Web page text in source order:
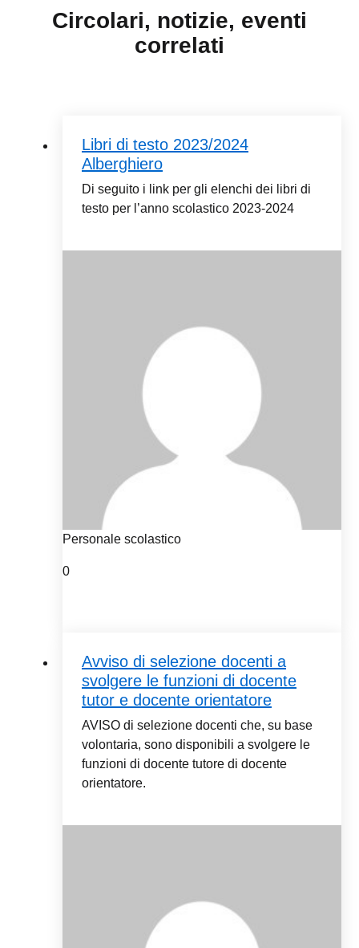
Circolari, notizie, eventi
correlati
Libri di testo 2023/2024
Alberghiero
Di seguito i link per gli elenchi dei libri di
testo per l’anno scolastico 2023-2024
Personale scolastico
0
Avviso di selezione docenti a
svolgere le funzioni di docente
tutor e docente orientatore
AVISO di selezione docenti che, su base
volontaria, sono disponibili a svolgere le
funzioni di docente tutore di docente
orientatore.